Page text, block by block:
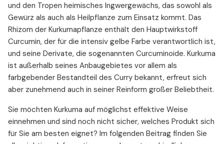
und den Tropen heimisches Ingwergewächs, das sowohl als
Gewürz als auch als Heilpflanze zum Einsatz kommt. Das
Rhizom der Kurkumapflanze enthält den Hauptwirkstoff
Curcumin, der für die intensiv gelbe Farbe verantwortlich ist,
und seine Derivate, die sogenannten Curcuminoide. Kurkuma
ist außerhalb seines Anbaugebietes vor allem als
farbgebender Bestandteil des Curry bekannt, erfreut sich
aber zunehmend auch in seiner Reinform großer Beliebtheit.
Sie möchten Kurkuma auf möglichst effektive Weise
einnehmen und sind noch nicht sicher, welches Produkt sich
für Sie am besten eignet? Im folgenden Beitrag finden Sie